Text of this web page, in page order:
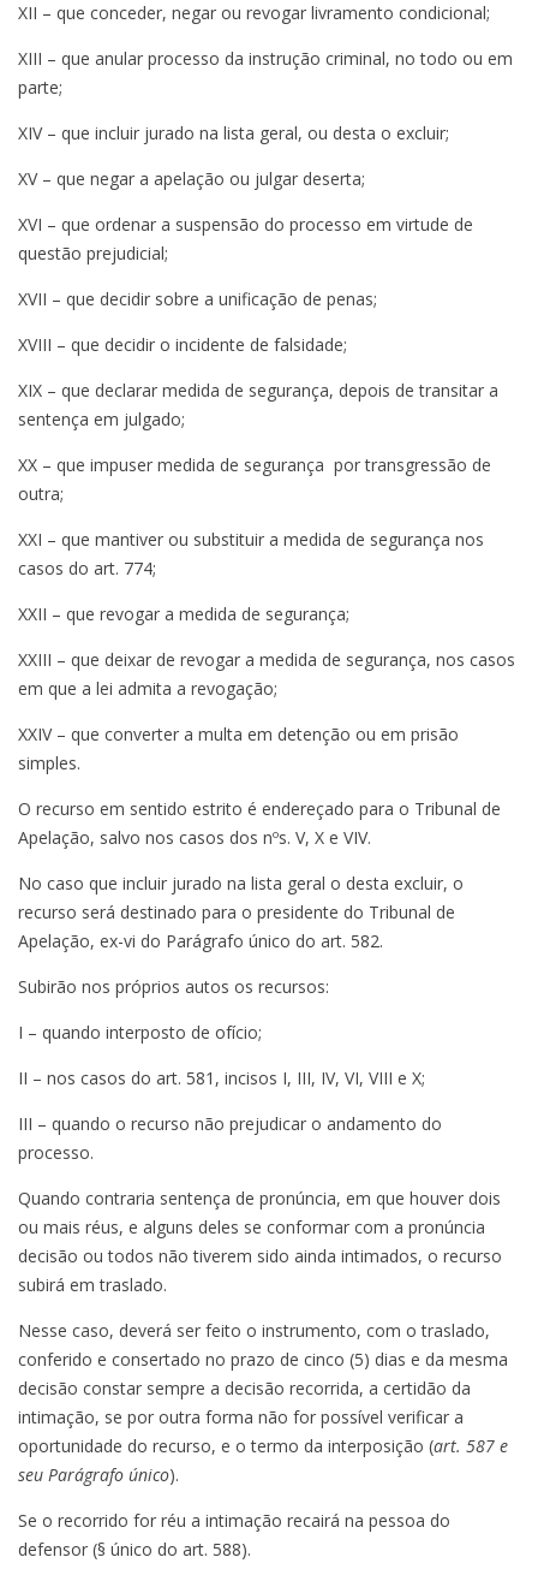
XII – que conceder, negar ou revogar livramento condicional;
XIII – que anular processo da instrução criminal, no todo ou em
parte;
XIV – que incluir jurado na lista geral, ou desta o excluir;
XV – que negar a apelação ou julgar deserta;
XVI – que ordenar a suspensão do processo em virtude de
questão prejudicial;
XVII – que decidir sobre a unificação de penas;
XVIII – que decidir o incidente de falsidade;
XIX – que declarar medida de segurança, depois de transitar a
sentença em julgado;
XX – que impuser medida de segurança por transgressão de
outra;
XXI – que mantiver ou substituir a medida de segurança nos
casos do art. 774;
XXII – que revogar a medida de segurança;
XXIII – que deixar de revogar a medida de segurança, nos casos
em que a lei admita a revogação;
XXIV – que converter a multa em detenção ou em prisão
simples.
O recurso em sentido estrito é endereçado para o Tribunal de
Apelação, salvo nos casos dos nºs. V, X e VIV.
No caso que incluir jurado na lista geral o desta excluir, o
recurso será destinado para o presidente do Tribunal de
Apelação, ex-vi do Parágrafo único do art. 582.
Subirão nos próprios autos os recursos:
I – quando interposto de ofício;
II – nos casos do art. 581, incisos I, III, IV, VI, VIII e X;
III – quando o recurso não prejudicar o andamento do
processo.
Quando contraria sentença de pronúncia, em que houver dois
ou mais réus, e alguns deles se conformar com a pronúncia
decisão ou todos não tiverem sido ainda intimados, o recurso
subirá em traslado.
Nesse caso, deverá ser feito o instrumento, com o traslado,
conferido e consertado no prazo de cinco (5) dias e da mesma
decisão constar sempre a decisão recorrida, a certidão da
intimação, se por outra forma não for possível verificar a
oportunidade do recurso, e o termo da interposição (art. 587 e
seu Parágrafo único).
Se o recorrido for réu a intimação recairá na pessoa do
defensor (§ único do art. 588).